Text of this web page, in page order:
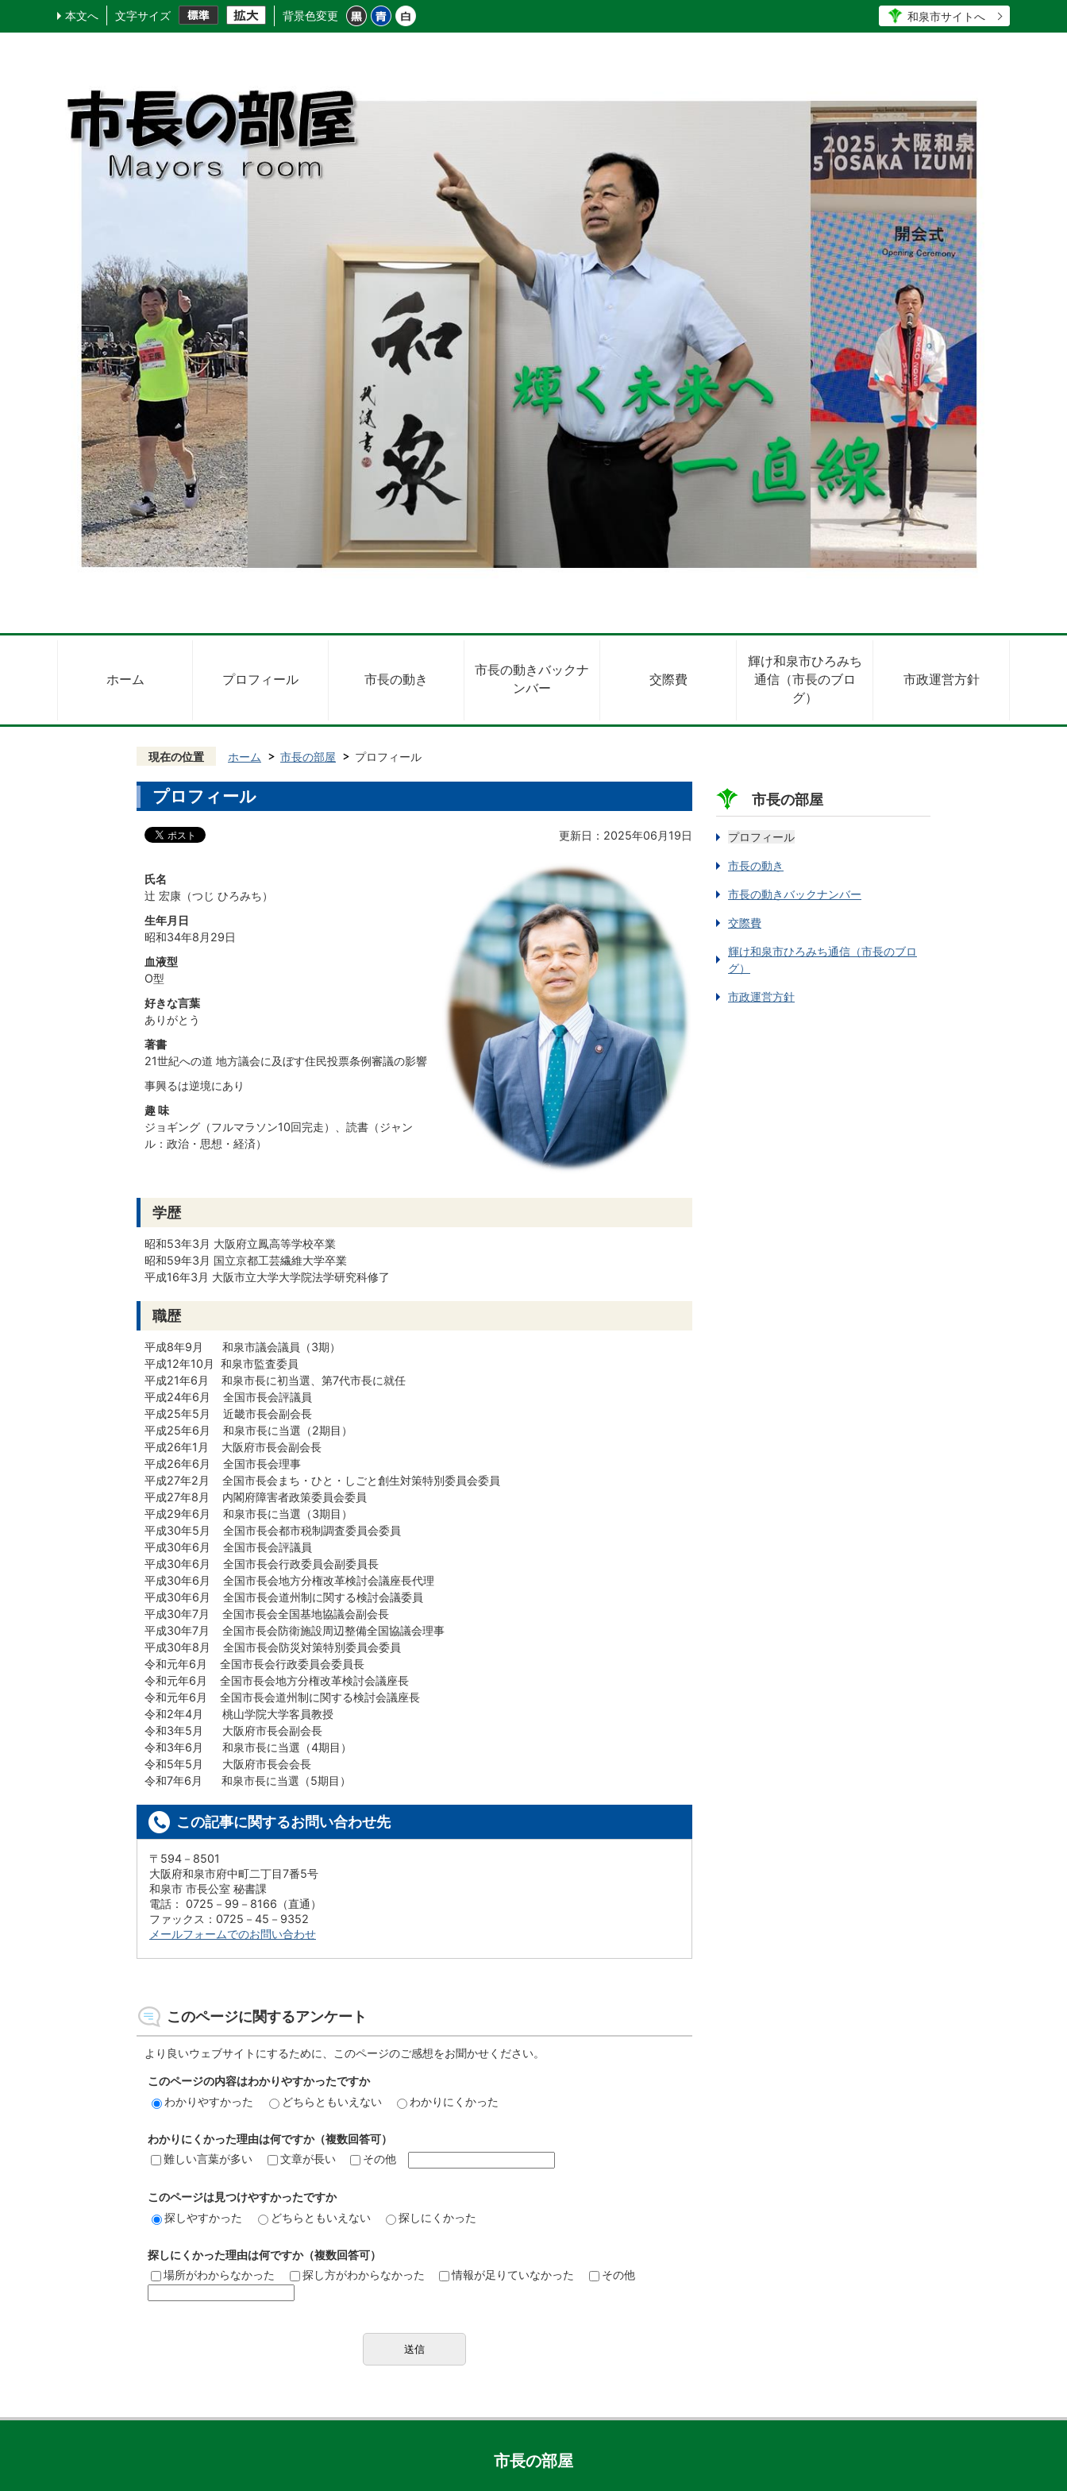
本文へ 文字サイズ 背景色変更 和泉市サイトへ
ホーム プロフィール 市長の動き
市長の動きバックナ
ンバー
交際費
輝け和泉市ひろみち
通信（市長のブロ
グ）
市政運営方針
現在の位置 ホーム 市長の部屋 プロフィール
プロフィール
更新日：2025年06月19日
氏名
辻 宏康（つじ ひろみち）
生年月日
昭和34年8月29日
血液型
O型
好きな言葉
ありがとう
著書
21世紀への道 地方議会に及ぼす住民投票条例審議の影響
事興るは逆境にあり
趣 味
ジョギング（フルマラソン10回完走）、読書（ジャン
ル：政治・思想・経済）
学歴
昭和53年3月 大阪府立鳳高等学校卒業
昭和59年3月 国立京都工芸繊維大学卒業
平成16年3月 大阪市立大学大学院法学研究科修了
職歴
平成8年9月 和泉市議会議員（3期）
平成12年10月 和泉市監査委員
平成21年6月 和泉市長に初当選、第7代市長に就任
平成24年6月 全国市長会評議員
平成25年5月 近畿市長会副会長
平成25年6月 和泉市長に当選（2期目）
平成26年1月 大阪府市長会副会長
平成26年6月 全国市長会理事
平成27年2月 全国市長会まち・ひと・しごと創生対策特別委員会委員
平成27年8月 内閣府障害者政策委員会委員
平成29年6月 和泉市長に当選（3期目）
平成30年5月 全国市長会都市税制調査委員会委員
平成30年6月 全国市長会評議員
平成30年6月 全国市長会行政委員会副委員長
平成30年6月 全国市長会地方分権改革検討会議座長代理
平成30年6月 全国市長会道州制に関する検討会議委員
平成30年7月 全国市長会全国基地協議会副会長
平成30年7月 全国市長会防衛施設周辺整備全国協議会理事
平成30年8月 全国市長会防災対策特別委員会委員
令和元年6月 全国市長会行政委員会委員長
令和元年6月 全国市長会地方分権改革検討会議座長
令和元年6月 全国市長会道州制に関する検討会議座長
令和2年4月 桃山学院大学客員教授
令和3年5月 大阪府市長会副会長
令和3年6月 和泉市長に当選（4期目）
令和5年5月 大阪府市長会会長
令和7年6月 和泉市長に当選（5期目）
この記事に関するお問い合わせ先
〒594－8501
大阪府和泉市府中町二丁目7番5号
和泉市 市長公室 秘書課
電話： 0725－99－8166（直通）
ファックス：0725－45－9352
メールフォームでのお問い合わせ
このページに関するアンケート
より良いウェブサイトにするために、このページのご感想をお聞かせください。
このページの内容はわかりやすかったですか
わかりやすかった
どちらともいえない わかりにくかった
わかりにくかった理由は何ですか（複数回答可）
難しい言葉が多い
文章が長い その他
このページは見つけやすかったですか
探しやすかった
どちらともいえない 探しにくかった
探しにくかった理由は何ですか（複数回答可）
場所がわからなかった
探し方がわからなかった 情報が足りていなかった その他
市長の部屋
プロフィール
市長の動き
市長の動きバックナンバー
交際費
輝け和泉市ひろみち通信（市長のブロ
グ）
市政運営方針
市長の部屋